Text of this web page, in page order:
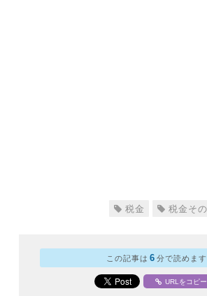
税金 税金そ
この記事は 6 分で読めます
URLをコピー